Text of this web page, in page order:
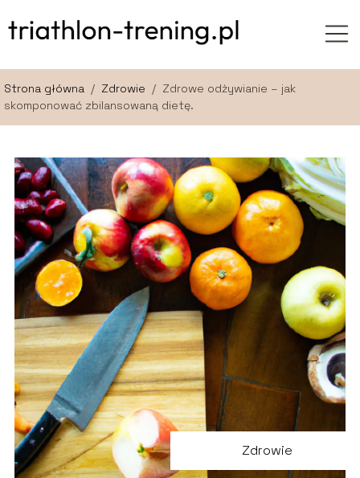
Strona główna / Zdrowie / Zdrowe odżywianie – jak
skomponować zbilansowaną dietę.
Zdrowie